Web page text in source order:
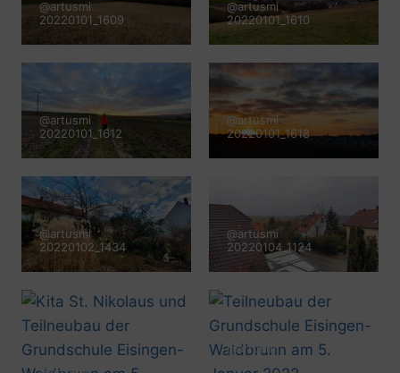
@artusmi
20220101_1609
@artusmi
20220101_1610
@artusmi
20220101_1612
@artusmi
20220101_1618
@artusmi
20220102_1434
@artusmi
20220104_1124
@artusmi